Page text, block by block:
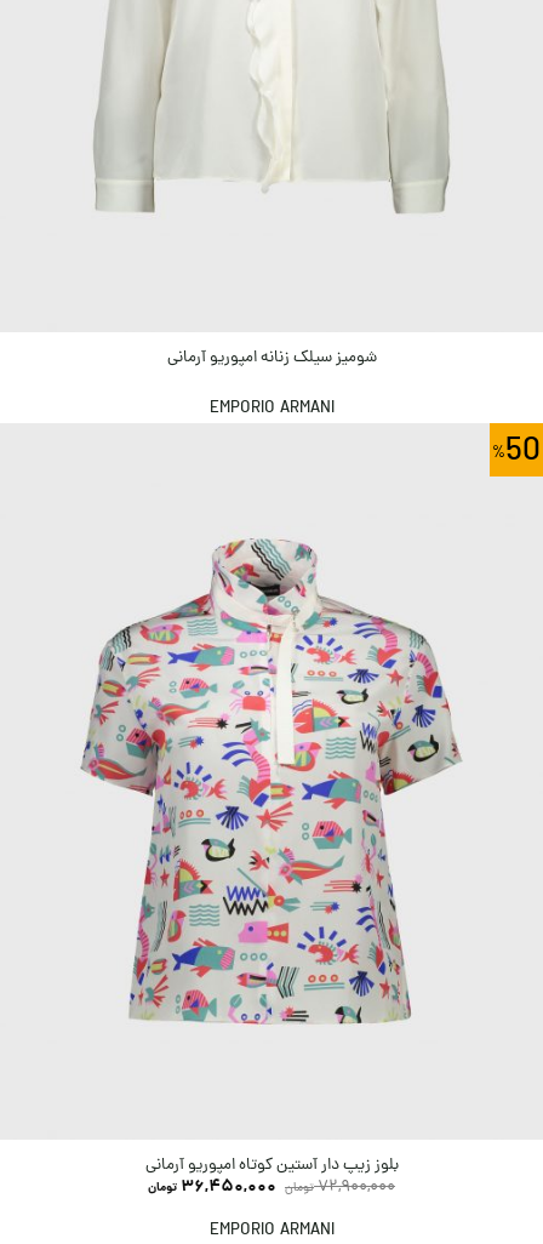
شومیز سیلک زنانه امپوریو آرمانی
EMPORIO ARMANI
50
بلوز زیپ دار آستین کوتاه امپوریو آرمانی
72,900,000 تومان 36,450,000 تومان
EMPORIO ARMANI